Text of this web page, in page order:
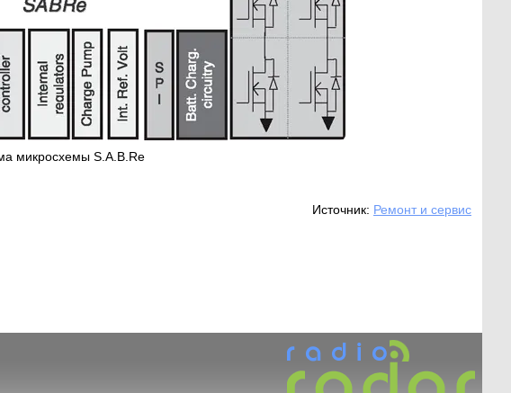
микросхемы S.A.B.Re
Источник: Ремонт и сервис